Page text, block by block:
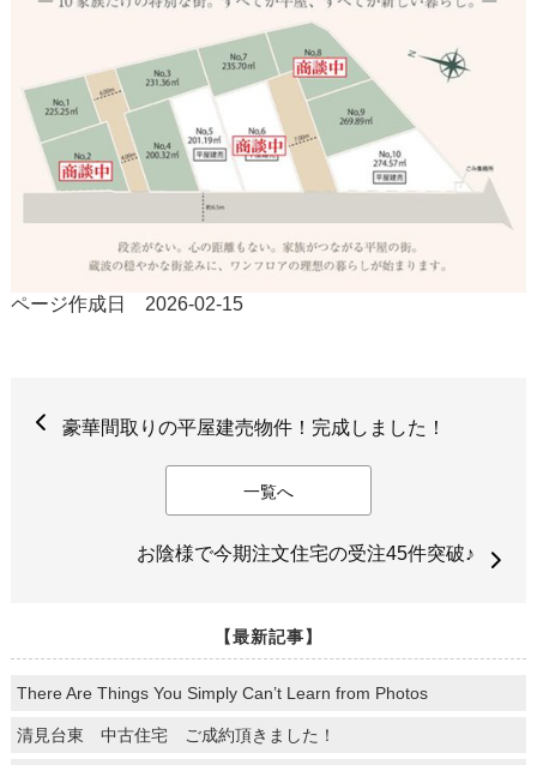
ページ作成日 2026-02-15
豪華間取りの平屋建売物件！完成しました！
一覧へ
お陰様で今期注文住宅の受注45件突破♪
【最新記事】
There Are Things You Simply Can’t Learn from Photos
清見台東 中古住宅 ご成約頂きました！